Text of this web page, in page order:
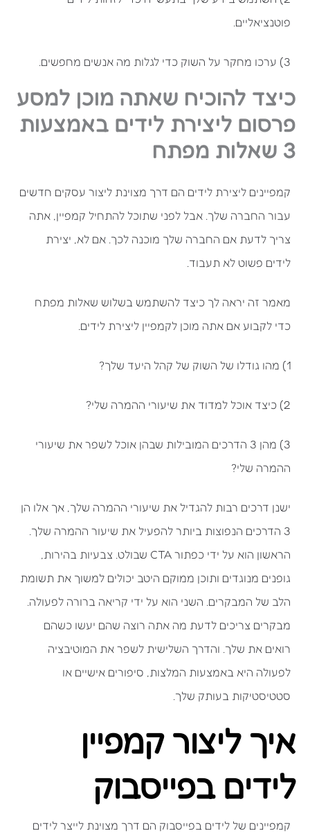
פוטנציאליים.
3) ערכו מחקר על השוק כדי לגלות מה אנשים מחפשים.
כיצד להוכיח שאתה מוכן למסע
פרסום ליצירת לידים באמצעות
3 שאלות מפתח
קמפיינים ליצירת לידים הם דרך מצוינת ליצור עסקים חדשים
עבור החברה שלך. אבל לפני שתוכל להתחיל קמפיין, אתה
צריך לדעת אם החברה שלך מוכנה לכך. אם לא, יצירת
לידים פשוט לא תעבוד.
מאמר זה יראה לך כיצד להשתמש בשלוש שאלות מפתח
כדי לקבוע אם אתה מוכן לקמפיין ליצירת לידים.
1) מהו גודלו של השוק של קהל היעד שלך?
2) כיצד אוכל למדוד את שיעורי ההמרה שלי?
3) מהן 3 הדרכים המובילות שבהן אוכל לשפר את שיעורי
ההמרה שלי?
ישנן דרכים רבות להגדיל את שיעורי ההמרה שלך, אך אלו הן
3 הדרכים הנפוצות ביותר להפעיל את שיעור ההמרה שלך.
הראשון הוא על ידי כפתור CTA שבולט. צבעיות בהירות,
גופנים מנוגדים ותוכן ממוקם היטב יכולים למשוך את תשומת
הלב של המבקרים. השני הוא על ידי קריאה ברורה לפעולה.
מבקרים צריכים לדעת מה אתה רוצה שהם יעשו כשהם
רואים את שלך. והדרך השלישית לשפר את המוטיבציה
לפעולה היא באמצעות המלצות, סיפורים אישיים או
סטטיסטיקות בעותק שלך.
איך ליצור קמפיין
לידים בפייסבוק
קמפיינים של לידים בפייסבוק הם דרך מצוינת לייצר לידים